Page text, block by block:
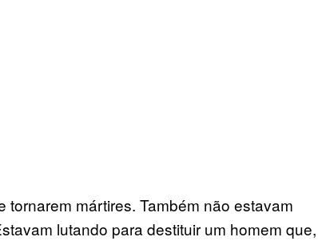
mártires. Também não estavam
lutando para destituir um homem que,